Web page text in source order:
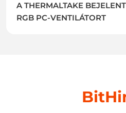
A THERMALTAKE
RGB PC-VENTILÁTORT